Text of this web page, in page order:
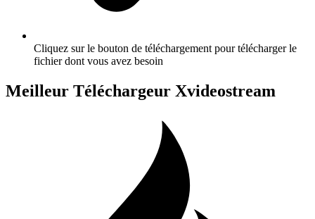
Cliquez sur le bouton de téléchargement pour télécharger le
fichier dont vous avez besoin
Meilleur Téléchargeur Xvideostream